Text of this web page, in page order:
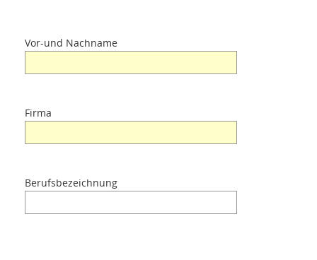
Anwendungen
Über uns
Kontakte
Vor-und Nachname
Firma
Berufsbezeichnung